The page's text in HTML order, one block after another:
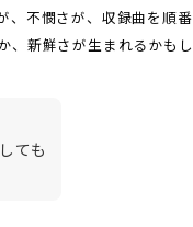
不憫さが、収録曲を順
新鮮さが生まれるかもし
ても